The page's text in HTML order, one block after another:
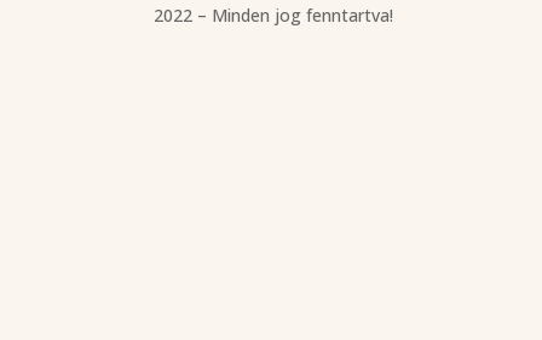
2022 – Minden jog fenntartva!